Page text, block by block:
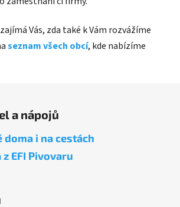
Vás, zda také k Vám rozvážíme
seznam všech obcí, kde nabízíme
a nápojů
doma i na cestách
EFI Pivovaru